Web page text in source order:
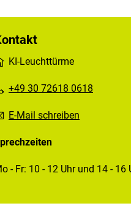
KI-Leuchttürme
+49 30 72618 0618
E-Mail schreiben
- Fr: 10 - 12 Uhr und 14 - 16